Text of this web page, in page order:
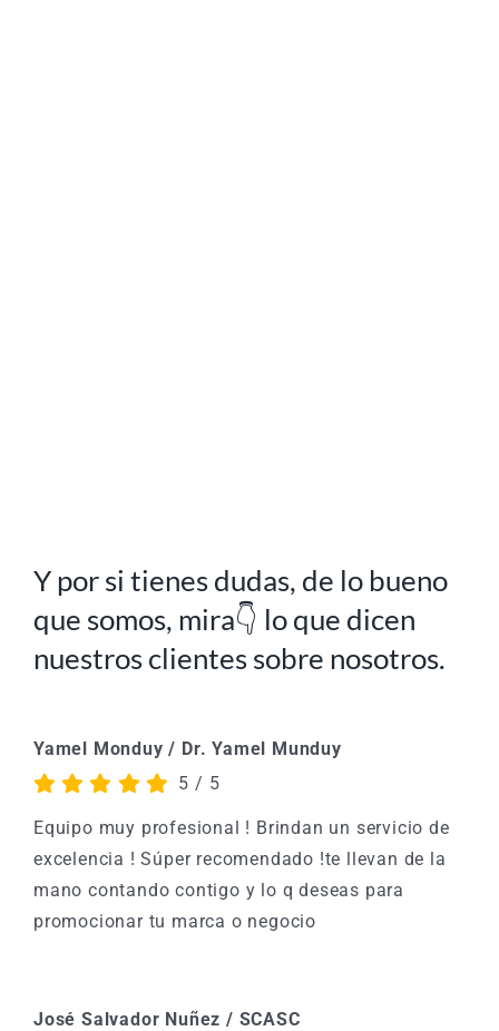
Y por si tienes dudas, de lo bueno
que somos, mira👇 lo que dicen
nuestros clientes sobre nosotros.
Yamel Monduy / Dr. Yamel Munduy
5 / 5
Equipo muy profesional ! Brindan un servicio de
excelencia ! Súper recomendado !te llevan de la
mano contando contigo y lo q deseas para
promocionar tu marca o negocio
José Salvador Nuñez / SCASC